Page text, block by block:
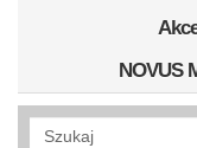
NOVUS
Wyszukiwanie